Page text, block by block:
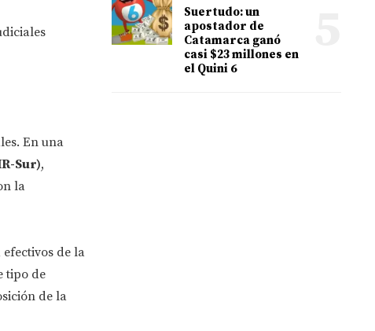
En una
Sur),
la
de la
tipo de
de la
Suertudo: un
apostador de
Catamarca ganó
casi $23 millones en
el Quini 6